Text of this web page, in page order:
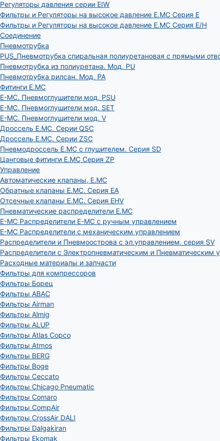
Регуляторы давления серии EIW
Фильтры и Регуляторы на высокое давление E.MC Серия E
Фильтры и Регуляторы на высокое давление E.MC Серия E/H
Соединение
Пневмотрубка
PUS_Пневмотрубка спиральная полиуретановая с прямыми
Пневмотрубка из полиуретана. Мод. РU
Пневмотрубка рилсан. Мод. PA
Фитинги E.MC
E-MC. Пневмоглушители мод. PSU
E-MC. Пневмоглушители мод. SET
E-MC. Пневмоглушители мод. V
Дроссель E.MC. Серии QSC
Дроссель E.MC. Серии ZSC
Пневмодроссель E.MC с глушителем. Серия SD
Цанговые фитинги E.MC Серия ZP
Управление
Автоматические клапаны, Е.МС
Обратные клапаны E.MC. Серия EA
Отсечные клапаны E.MC. Серия EHV
Пневматические распределители E.MC
E-MC Распределители E-MC с ручным управлением
E-MC Распределители с механическим управлением
Распределители и Пневмоострова с эл.управлением. серия SV
Распределители с Электропневматическим и Пневматическим
Расходные материалы и запчасти
Фильтры для компрессоров
Фильтры Борец
Фильтры ABAC
Фильтры Airman
Фильтры Almig
Фильтры ALUP
Фильтры Atlas Copco
Фильтры Atmos
Фильтры BERG
Фильтры Boge
Фильтры Ceccato
Фильтры Chicago Pneumatic
Фильтры Comaro
Фильтры CompAir
Фильтры CrossAir DALI
Фильтры Dalgakiran
Фильтры Ekomak